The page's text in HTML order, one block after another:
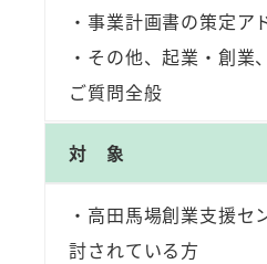
・事業計画書の策定ア
・その他、起業・創業
ご質問全般
対 象
・高田馬場創業支援セ
討されている方